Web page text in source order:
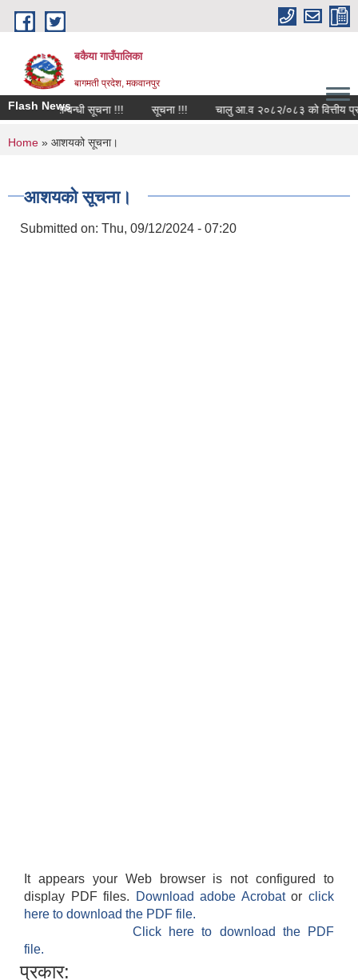
Skip to main content
बकैया गाउँपालिका
बागमती प्रदेश, मकवानपुर
Flash News
आवश्यकता सम्बन्धी सूचना !!! सूचना !!! चालु आ.व २०८२/०८३ को वित्तीय
You are here
Home » आशयको सूचना।
आशयको सूचना।
Submitted on: Thu, 09/12/2024 - 07:20
It appears your Web browser is not configured to
display PDF files.
Download adobe Acrobatorclick
here to download the PDF file.
Click here to download the PDF
file.
प्रकार: